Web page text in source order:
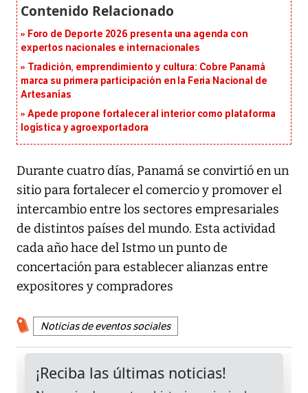
Foro de Deporte 2026 presenta una agenda con
expertos nacionales e internacionales
Tradición, emprendimiento y cultura: Cobre Panamá
marca su primera participación en la Feria Nacional de
Artesanías
Apede propone fortalecer al interior como plataforma
logística y agroexportadora
Durante cuatro días, Panamá se convirtió en un
sitio para fortalecer el comercio y promover el
intercambio entre los sectores empresariales
de distintos países del mundo. Esta actividad
cada año hace del Istmo un punto de
concertación para establecer alianzas entre
expositores y compradores
Noticias de eventos sociales